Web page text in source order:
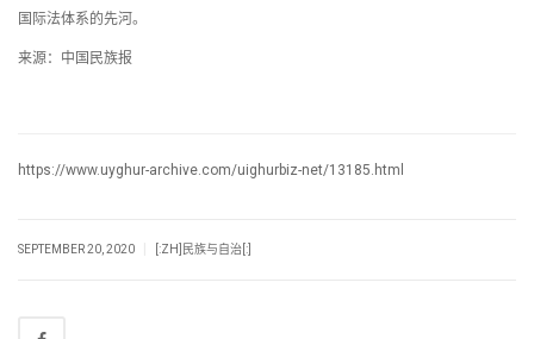
国际法体系的先河。
来源：中国民族报
https://www.uyghur-archive.com/uighurbiz-net/13185.html
SEPTEMBER 20, 2020 [:ZH]民族与自治[:]